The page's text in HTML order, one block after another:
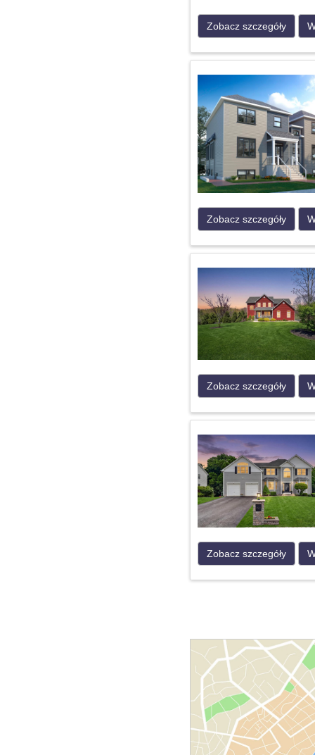
Zobacz szczegóły
Zobacz szczegóły
Zobacz szczegóły
Zobacz szczegóły